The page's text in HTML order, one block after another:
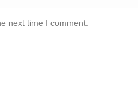
next time I comment.